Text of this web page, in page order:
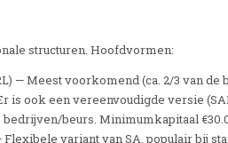
structuren. Hoofdvormen:
— Meest voorkomend (ca. 2/3 van
is ook een vereenvoudigde versie
beurs. Minimumkapitaal
variant van SA, populair bij